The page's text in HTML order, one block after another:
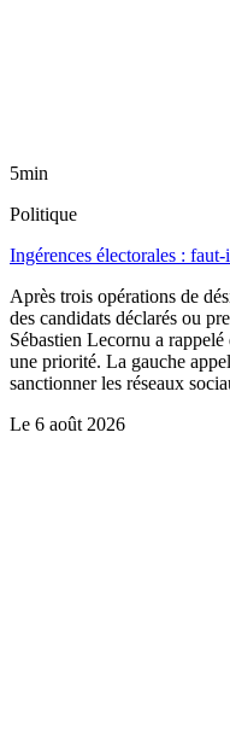
5min
Politique
Ingérences électorales :
Après trois opérations de
des candidats déclarés ou
Sébastien Lecornu a
une priorité. La gauche
sanctionner les réseaux
Le 6 août 2026